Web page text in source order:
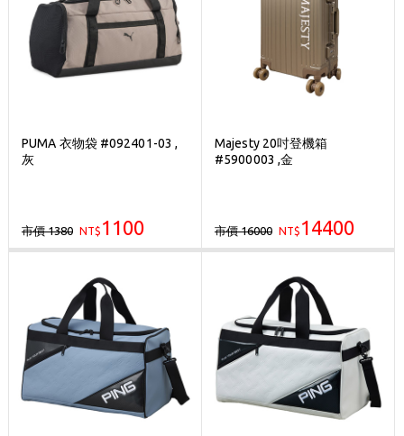
PUMA 衣物袋 #092401-03 ,
灰
市價 1380 NT$ 1100
Majesty 20吋登機箱
#5900003 ,金
市價 16000 NT$ 14400